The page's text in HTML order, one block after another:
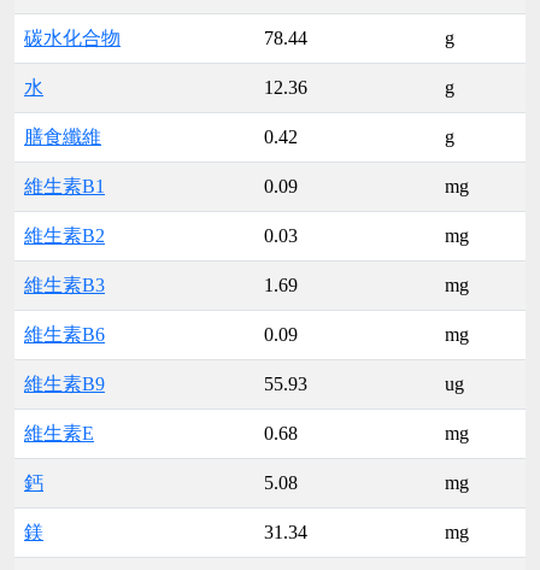
碳水化合物 78.44 g
水 12.36 g
膳食纖維 0.42 g
維生素B1 0.09 mg
維生素B2 0.03 mg
維生素B3 1.69 mg
維生素B6 0.09 mg
維生素B9 55.93 ug
維生素E 0.68 mg
鈣 5.08 mg
鎂 31.34 mg